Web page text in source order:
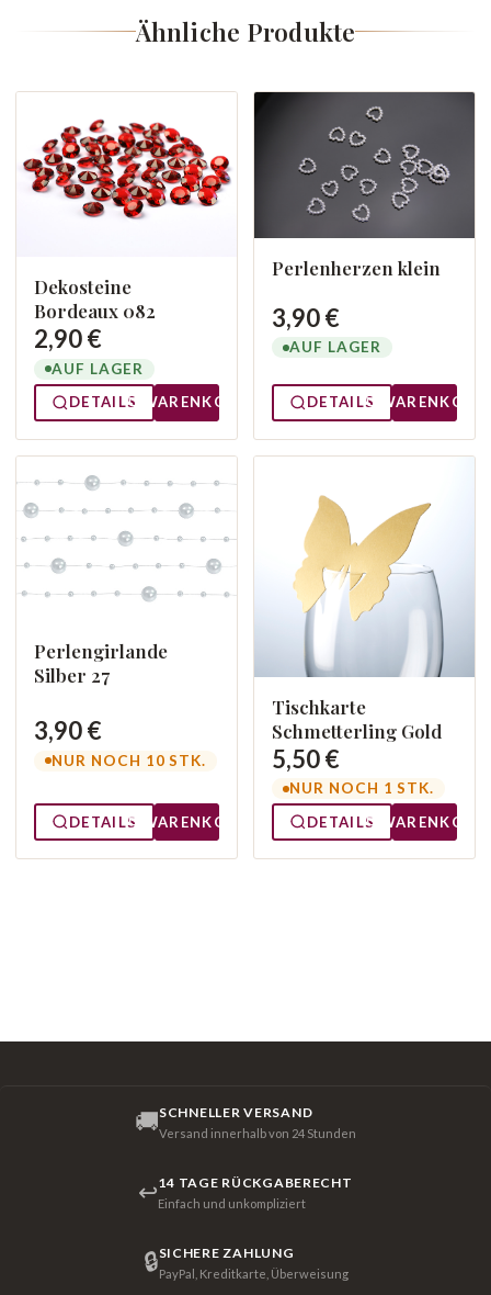
Ähnliche Produkte
Dekosteine
Bordeaux 082
2,90 €
AUF LAGER
DETAILS
WARENKORB
Perlenherzen klein
3,90 €
AUF LAGER
DETAILS WARENKORB
Perlengirlande
Silber 27
3,90 €
NUR NOCH 10 STK.
DETAILS WARENKORB
Tischkarte
Schmetterling Gold
5,50 €
NUR NOCH 1 STK.
DETAILS
WARENKORB
🚚SCHNELLER VERSAND
Versand innerhalb von 24 Stunden
↩14 TAGE RÜCKGABERECHT
Einfach und unkompliziert
🔒SICHERE ZAHLUNG
PayPal, Kreditkarte, Überweisung